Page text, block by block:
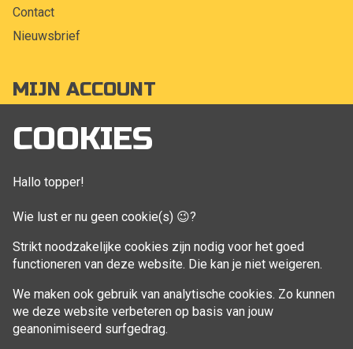
COOKIES
Hallo topper!
Wie lust er nu geen cookie(s) 😉?
Strikt noodzakelijke cookies zijn nodig voor het goed
functioneren van deze website. Die kan je niet weigeren.
We maken ook gebruik van analytische cookies. Zo kunnen
we deze website verbeteren op basis van jouw
geanonimiseerd surfgedrag.
Contact
Nieuwsbrief
MIJN ACCOUNT
Mijn account
Bestellingen
Aankoop beheren
VOLG MIJ
Facebook